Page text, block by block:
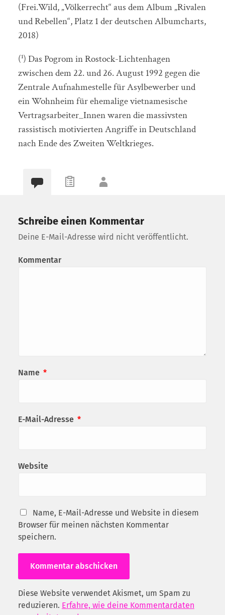
(Frei.Wild, „Völkerrecht“ aus dem Album „Rivalen
und Rebellen“, Platz 1 der deutschen Albumcharts,
2018)
(¹) Das Pogrom in Rostock-Lichtenhagen
zwischen dem 22. und 26. August 1992 gegen die
Zentrale Aufnahmestelle für Asylbewerber und
ein Wohnheim für ehemalige vietnamesische
Vertragsarbeiter_Innen waren die massivsten
rassistisch motivierten Angriffe in Deutschland
nach Ende des Zweiten Weltkrieges.
Schreibe einen Kommentar
Deine E-Mail-Adresse wird nicht veröffentlicht.
Kommentar
Name *
E-Mail-Adresse *
Website
Name, E-Mail-Adresse und Website in diesem
Browser für meinen nächsten Kommentar
speichern.
Diese Website verwendet Akismet, um Spam zu
reduzieren. Erfahre, wie deine Kommentardaten